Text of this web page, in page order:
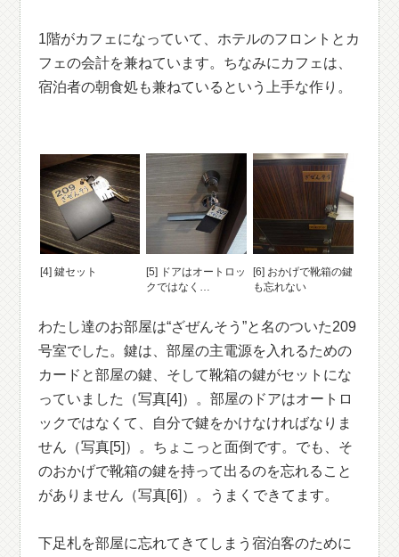
1階がカフェになっていて、ホテルのフロントとカ
フェの会計を兼ねています。ちなみにカフェは、
宿泊者の朝食処も兼ねているという上手な作り。
[4] 鍵セット
[5] ドアはオートロッ
クではなく…
[6] おかげで靴箱の鍵
も忘れない
わたし達のお部屋は“ざぜんそう”と名のついた209
号室でした。鍵は、部屋の主電源を入れるための
カードと部屋の鍵、そして靴箱の鍵がセットにな
っていました（写真[4]）。部屋のドアはオートロ
ックではなくて、自分で鍵をかけなければなりま
せん（写真[5]）。ちょこっと面倒です。でも、そ
のおかげで靴箱の鍵を持って出るのを忘れること
がありません（写真[6]）。うまくできてます。
下足札を部屋に忘れてきてしまう宿泊客のために